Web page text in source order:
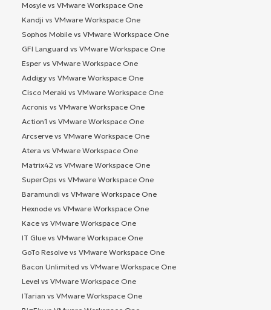
Mosyle vs VMware Workspace One
Kandji vs VMware Workspace One
Sophos Mobile vs VMware Workspace One
GFI Languard vs VMware Workspace One
Esper vs VMware Workspace One
Addigy vs VMware Workspace One
Cisco Meraki vs VMware Workspace One
Acronis vs VMware Workspace One
Action1 vs VMware Workspace One
Arcserve vs VMware Workspace One
Atera vs VMware Workspace One
Matrix42 vs VMware Workspace One
SuperOps vs VMware Workspace One
Baramundi vs VMware Workspace One
Hexnode vs VMware Workspace One
Kace vs VMware Workspace One
IT Glue vs VMware Workspace One
GoTo Resolve vs VMware Workspace One
Bacon Unlimited vs VMware Workspace One
Level vs VMware Workspace One
ITarian vs VMware Workspace One